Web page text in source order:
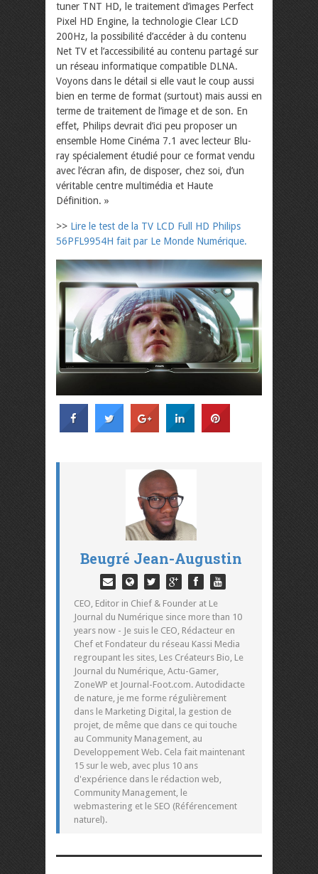
tuner TNT HD, le traitement d’images Perfect
Pixel HD Engine, la technologie Clear LCD
200Hz, la possibilité d’accéder à du contenu
Net TV et l’accessibilité au contenu partagé sur
un réseau informatique compatible DLNA.
Voyons dans le détail si elle vaut le coup aussi
bien en terme de format (surtout) mais aussi en
terme de traitement de l’image et de son. En
effet, Philips devrait d’ici peu proposer un
ensemble Home Cinéma 7.1 avec lecteur Blu-
ray spécialement étudié pour ce format vendu
avec l’écran afin, de disposer, chez soi, d’un
véritable centre multimédia et Haute
Définition. »
>> Lire le test de la TV LCD Full HD Philips
56PFL9954H fait par Le Monde Numérique.
Beugré Jean-Augustin
CEO, Editor in Chief & Founder at Le
Journal du Numérique since more than 10
years now - Je suis le CEO, Rédacteur en
Chef et Fondateur du réseau Kassi Media
regroupant les sites, Les Créateurs Bio, Le
Journal du Numérique, Actu-Gamer,
ZoneWP et Journal-Foot.com. Autodidacte
de nature, je me forme régulièrement
dans le Marketing Digital, la gestion de
projet, de même que dans ce qui touche
au Community Management, au
Developpement Web. Cela fait maintenant
15 sur le web, avec plus 10 ans
d'expérience dans le rédaction web,
Community Management, le
webmastering et le SEO (Référencement
naturel).